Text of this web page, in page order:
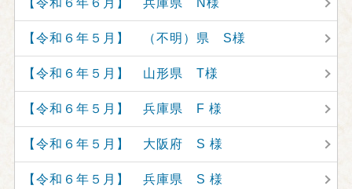
【令和６年６月】 兵庫県 N様
【令和６年５月】 （不明）県 S様
【令和６年５月】 山形県 T様
【令和６年５月】 兵庫県 F 様
【令和６年５月】 大阪府 S 様
【令和６年５月】 兵庫県 S 様